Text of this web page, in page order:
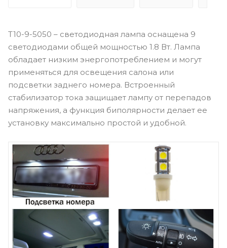
T10-9-5050 – светодиодная лампа оснащена 9
светодиодами общей мощностью 1.8 Вт. Лампа
обладает низким энергопотреблением и могут
применяться для освещения салона или
подсветки заднего номера. Встроенный
стабилизатор тока защищает лампу от перепадов
напряжения, а функция биполярности делает ее
установку максимально простой и удобной.